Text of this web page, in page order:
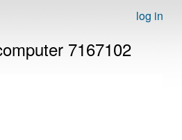
log in
7167102